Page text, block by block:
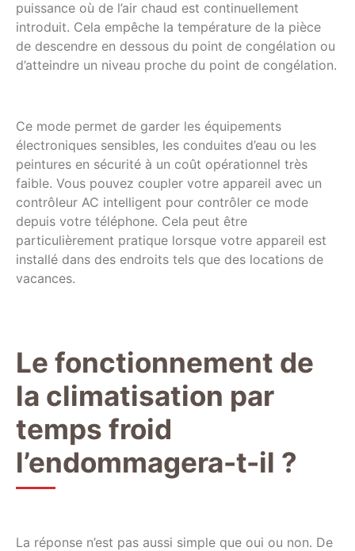
puissance où de l’air chaud est continuellement
introduit. Cela empêche la température de la pièce
de descendre en dessous du point de congélation ou
d’atteindre un niveau proche du point de congélation.
Ce mode permet de garder les équipements
électroniques sensibles, les conduites d’eau ou les
peintures en sécurité à un coût opérationnel très
faible. Vous pouvez coupler votre appareil avec un
contrôleur AC intelligent pour contrôler ce mode
depuis votre téléphone. Cela peut être
particulièrement pratique lorsque votre appareil est
installé dans des endroits tels que des locations de
vacances.
Le fonctionnement de
la climatisation par
temps froid
l’endommagera-t-il ?
La réponse n’est pas aussi simple que oui ou non. De